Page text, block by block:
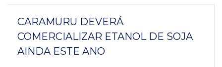
CARAMURU DEVERÁ
COMERCIALIZAR ETANOL DE SOJA
AINDA ESTE ANO